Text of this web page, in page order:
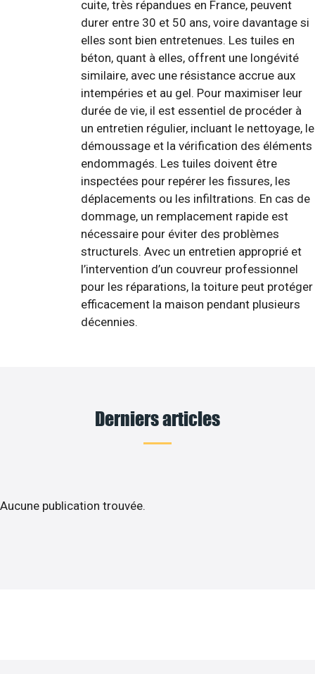
cuite, très répandues en France, peuvent
durer entre 30 et 50 ans, voire davantage si
elles sont bien entretenues. Les tuiles en
béton, quant à elles, offrent une longévité
similaire, avec une résistance accrue aux
intempéries et au gel. Pour maximiser leur
durée de vie, il est essentiel de procéder à
un entretien régulier, incluant le nettoyage, le
démoussage et la vérification des éléments
endommagés. Les tuiles doivent être
inspectées pour repérer les fissures, les
déplacements ou les infiltrations. En cas de
dommage, un remplacement rapide est
nécessaire pour éviter des problèmes
structurels. Avec un entretien approprié et
l’intervention d’un couvreur professionnel
pour les réparations, la toiture peut protéger
efficacement la maison pendant plusieurs
décennies.
Derniers articles
Aucune publication trouvée.